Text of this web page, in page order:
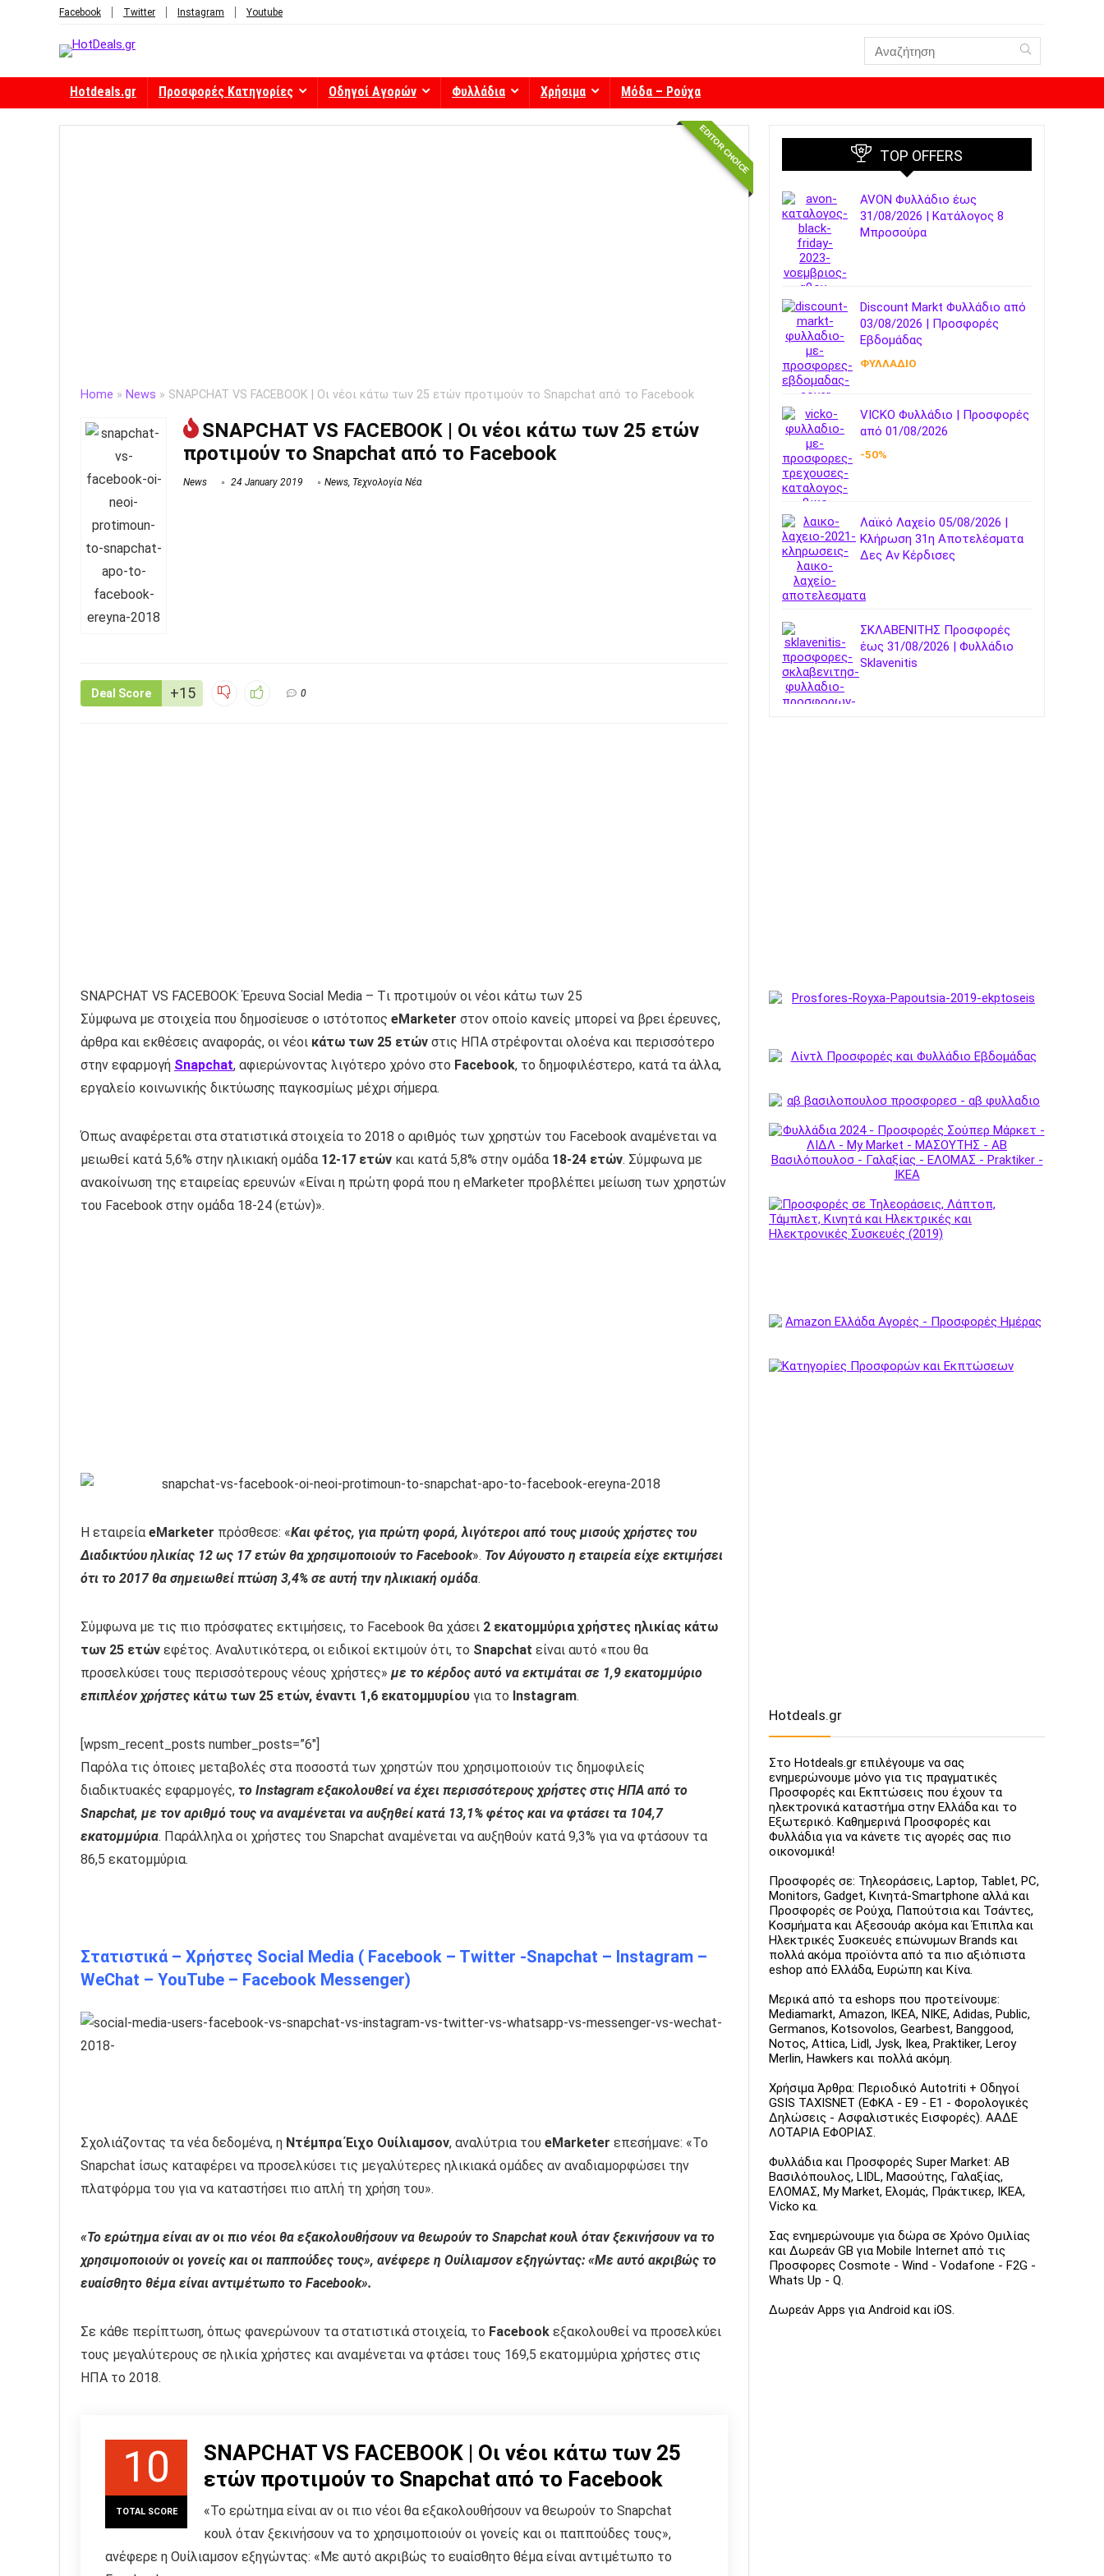
Facebook Twitter Instagram Youtube
Hotdeals.gr Προσφορές Κατηγορίες Οδηγοί Αγορών Φυλλάδια Χρήσιμα Μόδα – Ρούχα
Home » News » SNAPCHAT VS FACEBOOK | Οι νέοι κάτω των 25 ετών προτιμούν το Snapchat από το Facebook
EDITOR CHOICE
SNAPCHAT VS FACEBOOK | Οι νέοι κάτω των 25 ετών
προτιμούν το Snapchat από το Facebook
News 24 January 2019 News, Τεχνολογία Νέα
Deal Score +15 0
SNAPCHAT VS FACEBOOK: Έρευνα Social Media – Tι προτιμούν οι νέοι κάτω των 25
Σύμφωνα με στοιχεία που δημοσίευσε ο ιστότοπος eMarketer στον οποίο κανείς μπορεί να βρει έρευνες,
άρθρα και εκθέσεις αναφοράς, οι νέοι κάτω των 25 ετών στις ΗΠΑ στρέφονται ολοένα και περισσότερο
στην εφαρμογή Snapchat, αφιερώνοντας λιγότερο χρόνο στο Facebook, το δημοφιλέστερο, κατά τα άλλα,
εργαλείο κοινωνικής δικτύωσης παγκοσμίως μέχρι σήμερα.
Όπως αναφέρεται στα στατιστικά στοιχεία το 2018 ο αριθμός των χρηστών του Facebook αναμένεται να
μειωθεί κατά 5,6% στην ηλικιακή ομάδα 12-17 ετών και κατά 5,8% στην ομάδα 18-24 ετών. Σύμφωνα με
ανακοίνωση της εταιρείας ερευνών «Είναι η πρώτη φορά που η eMarketer προβλέπει μείωση των χρηστών
του Facebook στην ομάδα 18-24 (ετών)».
Η εταιρεία eMarketer πρόσθεσε: «Και φέτος, για πρώτη φορά, λιγότεροι από τους μισούς χρήστες του
Διαδικτύου ηλικίας 12 ως 17 ετών θα χρησιμοποιούν το Facebοοk». Τον Αύγουστο η εταιρεία είχε εκτιμήσει
ότι το 2017 θα σημειωθεί πτώση 3,4% σε αυτή την ηλικιακή ομάδα.
Σύμφωνα με τις πιο πρόσφατες εκτιμήσεις, το Facebook θα χάσει 2 εκατομμύρια χρήστες ηλικίας κάτω
των 25 ετών εφέτος. Αναλυτικότερα, οι ειδικοί εκτιμούν ότι, το Snapchat είναι αυτό «που θα
προσελκύσει τους περισσότερους νέους χρήστες» με το κέρδος αυτό να εκτιμάται σε 1,9 εκατομμύριο
επιπλέον χρήστες κάτω των 25 ετών, έναντι 1,6 εκατομμυρίου για το Instagram.
[wpsm_recent_posts number_posts=”6″]
Παρόλα τις όποιες μεταβολές στα ποσοστά των χρηστών που χρησιμοποιούν τις δημοφιλείς
διαδικτυακές εφαρμογές, το Instagram εξακολουθεί να έχει περισσότερους χρήστες στις ΗΠΑ από το
Snapchat, με τον αριθμό τους να αναμένεται να αυξηθεί κατά 13,1% φέτος και να φτάσει τα 104,7
εκατομμύρια. Παράλληλα οι χρήστες του Snapchat αναμένεται να αυξηθούν κατά 9,3% για να φτάσουν τα
86,5 εκατομμύρια.
Στατιστικά – Χρήστες Social Media ( Facebook – Twitter -Snapchat – Instagram –
WeChat – YouTube – Facebook Messenger)
Σχολιάζοντας τα νέα δεδομένα, η Ντέμπρα Έιχο Ουίλιαμσον, αναλύτρια του eΜarketer επεσήμανε: «Το
Snapchat ίσως καταφέρει να προσελκύσει τις μεγαλύτερες ηλικιακά ομάδες αν αναδιαμορφώσει την
πλατφόρμα του για να καταστήσει πιο απλή τη χρήση του».
«Το ερώτημα είναι αν οι πιο νέοι θα εξακολουθήσουν να θεωρούν το Snapchat κουλ όταν ξεκινήσουν να το
χρησιμοποιούν οι γονείς και οι παππούδες τους», ανέφερε η Ουίλιαμσον εξηγώντας: «Με αυτό ακριβώς το
ευαίσθητο θέμα είναι αντιμέτωπο το Facebook».
Σε κάθε περίπτωση, όπως φανερώνουν τα στατιστικά στοιχεία, το Facebook εξακολουθεί να προσελκύει
τους μεγαλύτερους σε ηλικία χρήστες και αναμένεται να φτάσει τους 169,5 εκατομμύρια χρήστες στις
ΗΠΑ το 2018.
10
TOTAL SCORE
SNAPCHAT VS FACEBOOK | Οι νέοι κάτω των 25
ετών προτιμούν το Snapchat από το Facebook
«Το ερώτημα είναι αν οι πιο νέοι θα εξακολουθήσουν να θεωρούν το Snapchat
κουλ όταν ξεκινήσουν να το χρησιμοποιούν οι γονείς και οι παππούδες τους»,
ανέφερε η Ουίλιαμσον εξηγώντας: «Με αυτό ακριβώς το ευαίσθητο θέμα είναι αντιμέτωπο το
TOP OFFERS
AVON Φυλλάδιο έως
31/08/2026 | Κατάλογος 8
Μπροσούρα
Discount Markt Φυλλάδιο από
03/08/2026 | Προσφορές
Εβδομάδας
ΦΥΛΛΑΔΙΟ
VICKO Φυλλάδιο | Προσφορές
από 01/08/2026
-50%
Λαϊκό Λαχείο 05/08/2026 |
Κλήρωση 31η Αποτελέσματα
Δες Αν Κέρδισες
ΣΚΛΑΒΕΝΙΤΗΣ Προσφορές
έως 31/08/2026 | Φυλλάδιο
Sklavenitis
Hotdeals.gr
Στο Hotdeals.gr επιλέγουμε να σας
ενημερώνουμε μόνο για τις πραγματικές
Προσφορές και Εκπτώσεις που έχουν τα
ηλεκτρονικά καταστήμα στην Ελλάδα και το
Εξωτερικό. Καθημερινά Προσφορές και
Φυλλάδια για να κάνετε τις αγορές σας πιο
οικονομικά!
Προσφορές σε: Τηλεοράσεις, Laptop, Tablet, PC,
Monitors, Gadget, Κινητά-Smartphone αλλά και
Προσφορές σε Ρούχα, Παπούτσια και Τσάντες,
Κοσμήματα και Αξεσουάρ ακόμα και Έπιπλα και
Ηλεκτρικές Συσκευές επώνυμων Brands και
πολλά ακόμα προϊόντα από τα πιο αξιόπιστα
eshop από Ελλάδα, Ευρώπη και Κίνα.
Μερικά από τα eshops που προτείνουμε:
Mediamarkt, Amazon, IKEA, NIKE, Adidas, Public,
Germanos, Kotsovolos, Gearbest, Banggood,
Νοτος, Attica, Lidl, Jysk, Ikea, Praktiker, Leroy
Merlin, Hawkers και πολλά ακόμη.
Χρήσιμα Άρθρα: Περιοδικό Autotriti + Οδηγοί
GSIS TAXISNET (ΕΦΚΑ - Ε9 - Ε1 - Φορολογικές
Δηλώσεις - Ασφαλιστικές Εισφορές). ΑΑΔΕ
ΛΟΤΑΡΙΑ ΕΦΟΡΙΑΣ.
Φυλλάδια και Προσφορές Super Market: ΑΒ
Βασιλόπουλος, LIDL, Μασούτης, Γαλαξίας,
ΕΛΟΜΑΣ, My Market, Ελομάς, Πράκτικερ, ΙΚΕΑ,
Vicko κα.
Σας ενημερώνουμε για δώρα σε Χρόνο Ομιλίας
και Δωρεάν GB για Mobile Internet από τις
Προσφορες Cosmote - Wind - Vodafone - F2G -
Whats Up - Q.
Δωρεάν Apps για Android και iOS.